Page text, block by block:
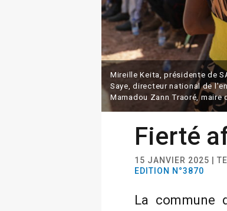
Mireille Keita, présidente de
Saye, directeur national de
Mamadou Zann Traoré,
Fierté
15 JANVIER 2025 |
EDITION N°3870
La commune